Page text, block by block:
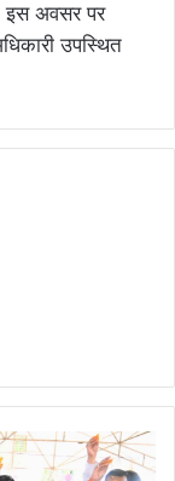
इस अवसर पर
उपस्थित